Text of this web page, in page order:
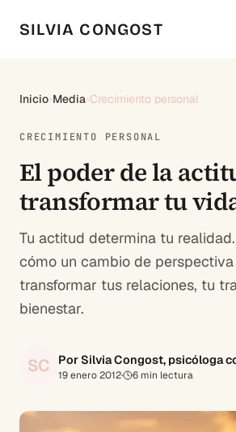
SILVIA CONGOST
Inicio›Media›Crecimiento personal
CRECIMIENTO PERSONAL
El poder de la
transformar tu
Tu actitud determina tu
cómo un cambio de
transformar tus relaciones, tu
bienestar.
SC Por Silvia Congost, psicóloga
19 enero 2012· 6 min lectura